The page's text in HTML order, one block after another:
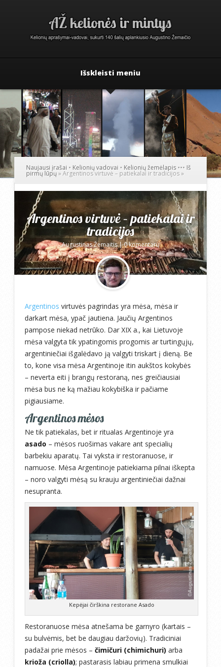
Išskleisti meniu
Naujausi įrašai • Kelionių vadovai • Kelionių žemėlapis ••• Iš
pirmų lūpų»Argentinos virtuvė – patiekalai ir tradicijos»
Argentinos virtuvė – patiekalai ir
tradicijos
Augustinas Žemaitis|0 komentarų
Argentinos virtuvės pagrindas yra mėsa, mėsa ir
darkart mėsa, ypač jautiena. Jaučių Argentinos
pampose niekad netrūko. Dar XIX a., kai Lietuvoje
mėsa valgyta tik ypatingomis progomis ar turtingųjų,
argentiniečiai išgalėdavo ją valgyti triskart į dieną. Be
to, kone visa mėsa Argentinoje itin aukštos kokybės
– neverta eiti į brangų restoraną, nes greičiausiai
mėsa bus ne ką mažiau kokybiška ir pačiame
pigiausiame.
Argentinos mėsos
Ne tik patiekalas, bet ir ritualas Argentinoje yra
asado – mėsos ruošimas vakare ant specialių
barbekiu aparatų. Tai vyksta ir restoranuose, ir
namuose. Mėsa Argentinoje patiekiama pilnai iškepta
– noro valgyti mėsą su krauju argentiniečiai dažnai
nesupranta.
Kepėjai čirškina restorane Asado
Restoranuose mėsa atnešama be garnyro (kartais –
su bulvėmis, bet be daugiau daržovių). Tradiciniai
padažai prie mėsos – čimičuri (chimichuri) arba
krioža (criolla); pastarasis labiau primena smulkiai